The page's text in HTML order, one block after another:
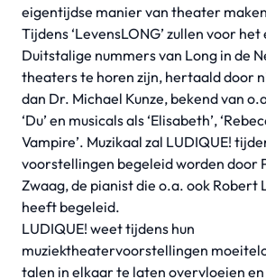
eigentijdse manier van theater
Tijdens ‘LevensLONG’ zullen voor
Duitstalige nummers van Long in de
theaters te horen zijn, hertaald door
dan Dr. Michael Kunze, bekend van
‘Du’ en musicals als ‘Elisabeth’,
Vampire’. Muzikaal zal LUDIQUE!
voorstellingen begeleid worden door
Zwaag, de pianist die o.a. ook Robert
heeft begeleid.
LUDIQUE! weet tijdens hun
muziektheatervoorstellingen
talen in elkaar te laten overvloeien